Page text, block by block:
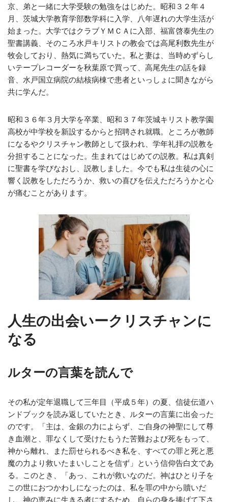
京、弟と一緒に大学受験の勉強をはじめた。昭和３２年４
月、茨城大学教育学部数学科に入学、八年遅れの大学生活が
始まった。大学ではクラブＹＭＣＡに入部、福富啓泰先生の
聖書講義、そのころ水戸キリストの教会では高尾利数先生が
牧会しており、熱気に満ちていた。私と妻は、当時めずらし
いテープレコーダーを秋葉原で買って、高尾先生の話を録
音、水戸国立病院の結核病棟で患者といっしょに聞きながら
共に学んだ。
昭和３６年３月大学を卒業、昭和３７年茨城キリスト教学園
高校が中学校を新設するからと招聘され就職。ところが教師
になるやクリスチャン教師として扱われ、学年礼拝の説教を
分担することになった。生まれてはじめての説教。私は真剣
に聖書を学びなおし、説教しました。今でも私は生徒の心に
響く説教をしただろうか、救いの喜びを伝えただろうかと心
が痛むことがあります。
人生の出会いークリスチャンに
なる
ルターの言葉を読んで
その私が定年退職して三年目（平成５年）の夏、信徒伝道ハ
ンドブックを読み返していたとき、ルターの言葉に出会った
のです。「主は、金銀の力によらず、ご自身の神聖にして尊
き血潮と、罪なくして受けたもうた苦難および死をもって、
神から離れ、また罰せられるべき私を、すべての罪と死と悪
魔の力より救いたまいしことを信ず」という信仰告白文であ
る。このとき、「あっ、これが救いなのだ。神はひとり子を
この世におつかわしになったのは、私を罪の中から贖いだ
し、神の恵みに生きる者にするため、自らの身を捧げて下さ